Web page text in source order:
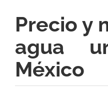
Precio y
agua
México